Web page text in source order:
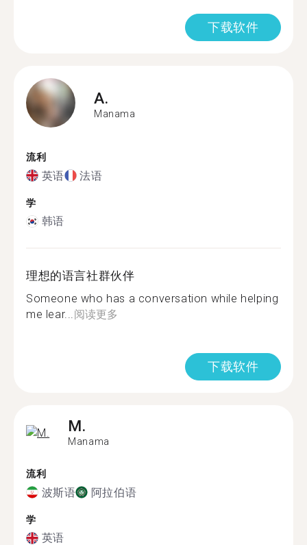
下载软件
A.
Manama
流利
英语 法语
学
韩语
理想的语言社群伙伴
Someone who has a conversation while helping
me lear...阅读更多
下载软件
M.
Manama
流利
波斯语 阿拉伯语
学
英语